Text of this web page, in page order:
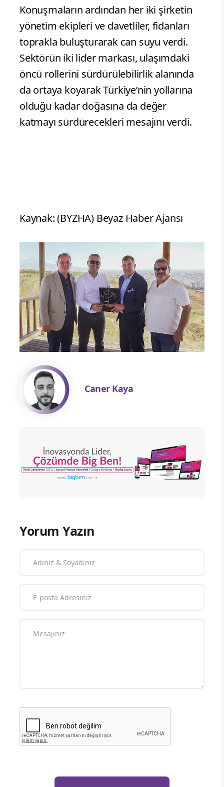
Konuşmaların ardından her iki şirketin
yönetim ekipleri ve davetliler, fidanları
toprakla buluşturarak can suyu verdi.
Sektörün iki lider markası, ulaşımdaki
öncü rollerini sürdürülebilirlik alanında
da ortaya koyarak Türkiye’nin yollarına
olduğu kadar doğasına da değer
katmayı sürdürecekleri mesajını verdi.
Kaynak: (BYZHA) Beyaz Haber Ajansı
Caner Kaya
Yorum Yazın